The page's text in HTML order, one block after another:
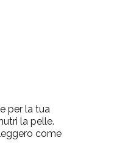
per la tua
la pelle.
come